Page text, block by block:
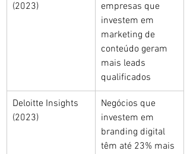
(2023)
empresas que
investem em
marketing de
conteúdo geram
mais leads
qualificados
Deloitte Insights
(2023)
Negócios que
investem em
branding digital
têm até 23% mais